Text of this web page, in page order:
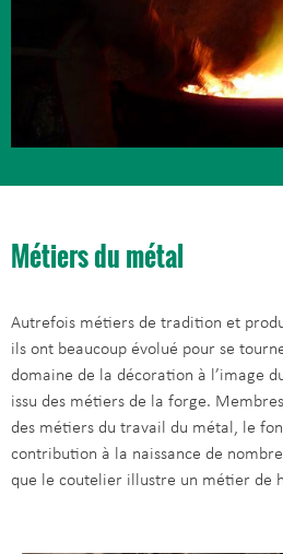
Métiers du métal
Autrefois métiers de tradition et
ils ont beaucoup évolué pour se
domaine de la décoration à l’image
issu des métiers de la forge.
des métiers du travail du métal, le
contribution à la naissance de
que le coutelier illustre un métier de